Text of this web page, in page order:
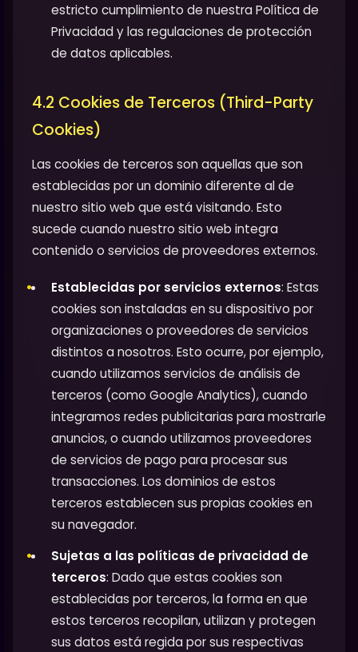
estricto cumplimiento de nuestra Política de
Privacidad y las regulaciones de protección
de datos aplicables.
4.2 Cookies de Terceros (Third-Party
Cookies)
Las cookies de terceros son aquellas que son
establecidas por un dominio diferente al de
nuestro sitio web que está visitando. Esto
sucede cuando nuestro sitio web integra
contenido o servicios de proveedores externos.
Establecidas por servicios externos: Estas
cookies son instaladas en su dispositivo por
organizaciones o proveedores de servicios
distintos a nosotros. Esto ocurre, por ejemplo,
cuando utilizamos servicios de análisis de
terceros (como Google Analytics), cuando
integramos redes publicitarias para mostrarle
anuncios, o cuando utilizamos proveedores
de servicios de pago para procesar sus
transacciones. Los dominios de estos
terceros establecen sus propias cookies en
su navegador.
Sujetas a las políticas de privacidad de
terceros: Dado que estas cookies son
establecidas por terceros, la forma en que
estos terceros recopilan, utilizan y protegen
sus datos está regida por sus respectivas